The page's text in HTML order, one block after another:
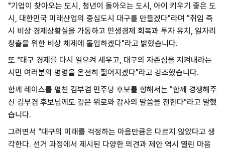
"기업이 찾아오는 도시, 청년이 돌아오는 도시, 아이 키우기 좋은 도
시, 대한민국 미래산업의 중심도시 대구를 만들겠다"라며 "취임 즉
시 비상 경제상황실을 가동하고 민생경제 회복과 투자 유치, 일자리
창출을 위한 비상 체제에 돌입하겠다"라고 밝혔습니다.
또 "대구 경제를 다시 일으켜 세우고, 대구의 자존심을 지켜내라는
시민 여러분의 명령을 온전히 짊어지겠다"라고 강조했습니다.
함께 레이스를 펼친 김부겸 민주당 후보를 향해서는 "함께 경쟁해주
신 김부겸 후보님께도 깊은 위로와 감사의 말씀을 전한다"라고 말했
습니다.
그러면서 "대구의 미래를 걱정하는 마음만큼은 다르지 않았다고 생
각한다. 선거 과정에서 제시된 다양한 의견과 제안 역시 열린 마음